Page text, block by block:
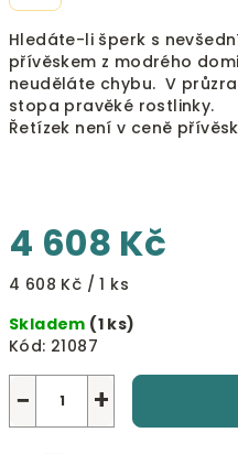
Hledáte-li šperk s
přívěskem z modrého
neuděláte chybu. V
stopa pravěké rostlinky.
Řetízek není v ceně
4 608 Kč
Měrná
4 608 Kč / 1 ks
Skladem (1 ks)
Kód: 21087
+
−